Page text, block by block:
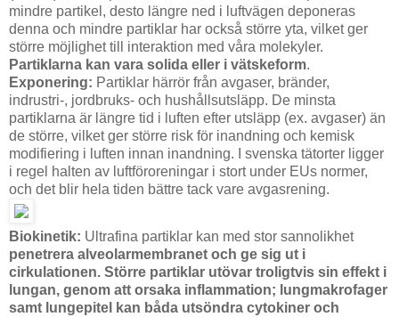
mindre partikel, desto längre ned i luftvägen deponeras
denna och mindre partiklar har också större yta, vilket ger
större möjlighet till interaktion med våra molekyler.
Partiklarna kan vara solida eller i vätskeform.
Exponering: Partiklar härrör från avgaser, bränder,
indrustri-, jordbruks- och hushållsutsläpp. De minsta
partiklarna är längre tid i luften efter utsläpp (ex. avgaser) än
de större, vilket ger större risk för inandning och kemisk
modifiering i luften innan inandning. I svenska tätorter ligger
i regel halten av luftföroreningar i stort under EUs normer,
och det blir hela tiden bättre tack vare avgasrening.
Biokinetik: Ultrafina partiklar kan med stor sannolikhet
penetrera alveolarmembranet och ge sig ut i
cirkulationen. Större partiklar utövar troligtvis sin effekt i
lungan, genom att orsaka inflammation; lungmakrofager
samt lungepitel kan båda utsöndra cytokiner och